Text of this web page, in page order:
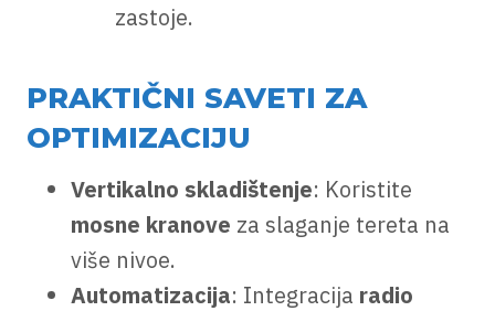
zastoje.
PRAKTIČNI SAVETI ZA
OPTIMIZACIJU
Vertikalno skladištenje: Koristite
mosne kranove za slaganje tereta na
više nivoe.
Automatizacija: Integracija radio